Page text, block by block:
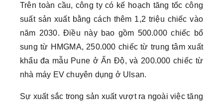
Trên toàn cầu, công ty có kế hoạch tăng tốc công
suất sản xuất bằng cách thêm 1,2 triệu chiếc vào
năm 2030. Điều này bao gồm 500.000 chiếc bổ
sung từ HMGMA, 250.000 chiếc từ trung tâm xuất
khẩu đa mẫu Pune ở Ấn Độ, và 200.000 chiếc từ
nhà máy EV chuyên dụng ở Ulsan.
Sự xuất sắc trong sản xuất vượt ra ngoài việc tăng